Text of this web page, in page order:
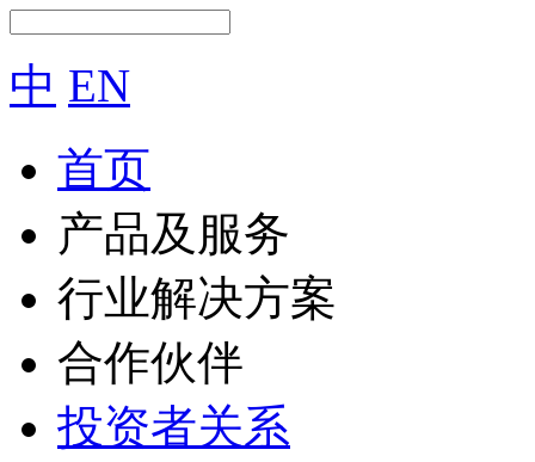
中 EN
首页
产品及服务
行业解决方案
合作伙伴
投资者关系